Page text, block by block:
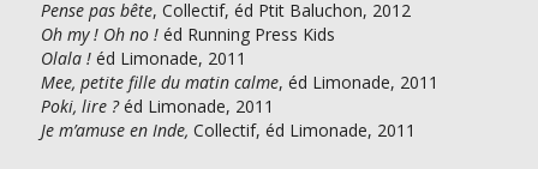
Pense pas bête, Collectif, éd Ptit Baluchon, 2012
Oh my ! Oh no ! éd Running Press Kids
Olala ! éd Limonade, 2011
Mee, petite fille du matin calme, éd Limonade, 2011
Poki, lire ?éd Limonade, 2011
Je m’amuse en Inde, Collectif, éd Limonade, 2011